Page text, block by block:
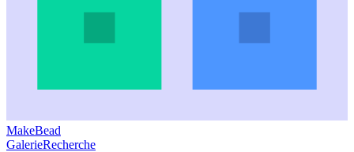
MakeBead
GalerieRecherche